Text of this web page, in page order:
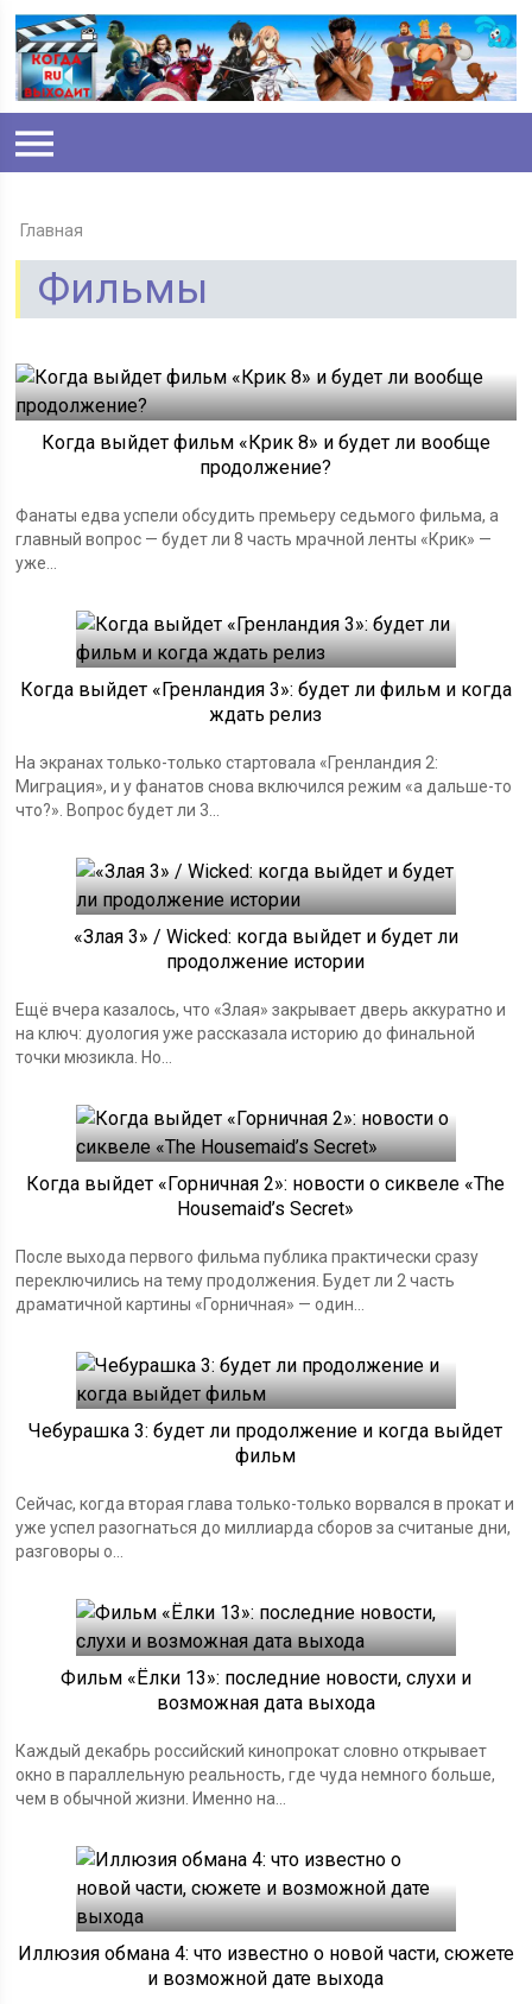
Главная
Фильмы
Когда выйдет фильм «Крик 8» и будет ли вообще
продолжение?
Фанаты едва успели обсудить премьеру седьмого фильма, а
главный вопрос — будет ли 8 часть мрачной ленты «Крик» —
уже...
Когда выйдет «Гренландия 3»: будет ли фильм и когда
ждать релиз
На экранах только-только стартовала «Гренландия 2:
Миграция», и у фанатов снова включился режим «а дальше-то
что?». Вопрос будет ли 3...
«Злая 3» / Wicked: когда выйдет и будет ли
продолжение истории
Ещё вчера казалось, что «Злая» закрывает дверь аккуратно и
на ключ: дуология уже рассказала историю до финальной
точки мюзикла. Но...
Когда выйдет «Горничная 2»: новости о сиквеле «The
Housemaid’s Secret»
После выхода первого фильма публика практически сразу
переключились на тему продолжения. Будет ли 2 часть
драматичной картины «Горничная» — один...
Чебурашка 3: будет ли продолжение и когда выйдет
фильм
Сейчас, когда вторая глава только-только ворвался в прокат и
уже успел разогнаться до миллиарда сборов за считаные дни,
разговоры о...
Фильм «Ёлки 13»: последние новости, слухи и
возможная дата выхода
Каждый декабрь российский кинопрокат словно открывает
окно в параллельную реальность, где чуда немного больше,
чем в обычной жизни. Именно на...
Иллюзия обмана 4: что известно о новой части, сюжете
и возможной дате выхода